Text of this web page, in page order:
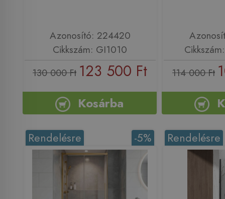
Azonosító: 224420
Cikkszám: GI1010
130 000 Ft 123 500 Ft
Kosárba
114 000 Ft
-5%
Rendelésre Rendelésre